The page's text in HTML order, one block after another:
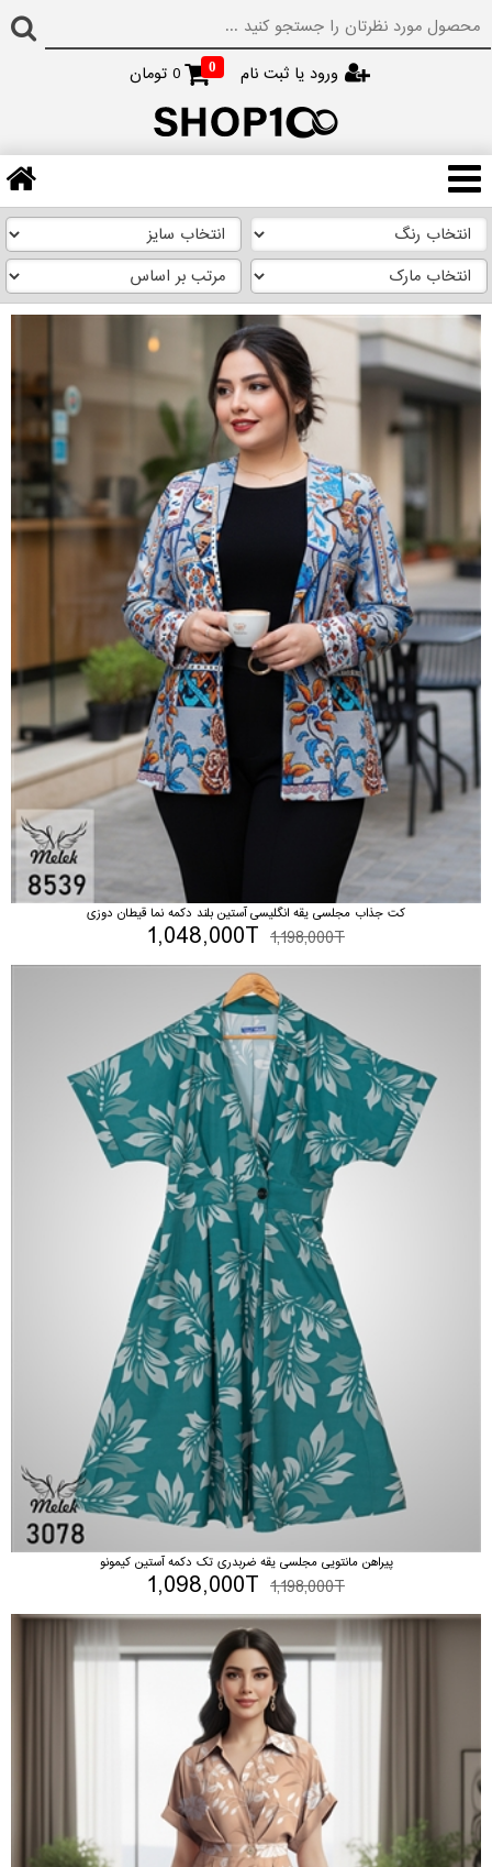
ورود یا ثبت نام 0
0 تومان
کت جذاب مجلسی یقه انگلیسی آستین بلند دکمه نما قیطان دوزی
1,198,000T
1,048,000T
پیراهن مانتویی مجلسی یقه ضربدری تک دکمه آستین کیمونو
1,198,000T
1,098,000T